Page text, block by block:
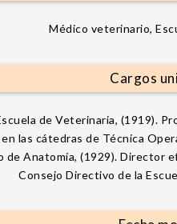
Médico veterinario,
Cargos
de Veterinaria, (1919).
las cátedras de Técnica
Anatomía, (1929).
Consejo Directivo de la